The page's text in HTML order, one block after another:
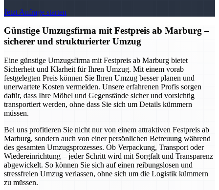
Jetzt Anfrage starten
Günstige Umzugsfirma mit Festpreis ab Marburg –
sicherer und strukturierter Umzug
Eine günstige Umzugsfirma mit Festpreis ab Marburg bietet
Sicherheit und Klarheit für Ihren Umzug. Mit einem vorab
festgelegten Preis können Sie Ihren Umzug besser planen und
unerwartete Kosten vermeiden. Unsere erfahrenen Profis sorgen
dafür, dass Ihre Möbel und Gegenstände sicher und vorsichtig
transportiert werden, ohne dass Sie sich um Details kümmern
müssen.
Bei uns profitieren Sie nicht nur von einem attraktiven Festpreis ab
Marburg, sondern auch von einer persönlichen Betreuung während
des gesamten Umzugsprozesses. Ob Verpackung, Transport oder
Wiedereinrichtung – jeder Schritt wird mit Sorgfalt und Transparenz
abgewickelt. So können Sie sich auf einen reibungslosen und
stressfreien Umzug verlassen, ohne sich um die Logistik kümmern
zu müssen.